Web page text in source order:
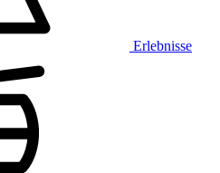
Erlebnisse